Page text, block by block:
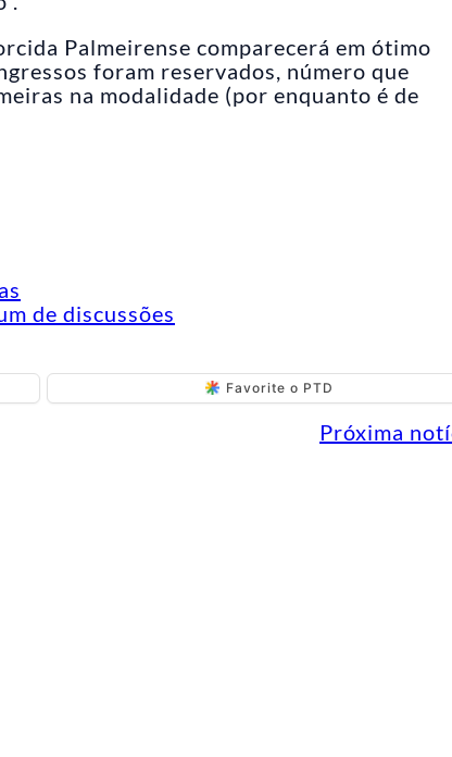
Palmeirense comparecerá em ótimo
foram reservados, número que
na modalidade (por enquanto é de
de discussões
Favorite o PTD
Próxima